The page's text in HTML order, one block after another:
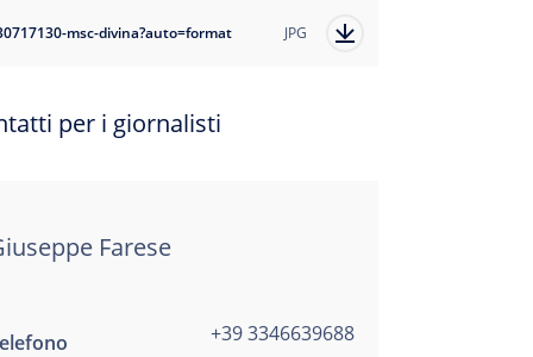
msc-divina?auto=format JPG
per i giornalisti
Farese
+39 3346639688